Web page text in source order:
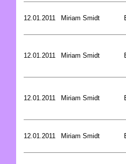
12.01.2011 Miriam Smidt
12.01.2011 Miriam Smidt
12.01.2011 Miriam Smidt
12.01.2011 Miriam Smidt